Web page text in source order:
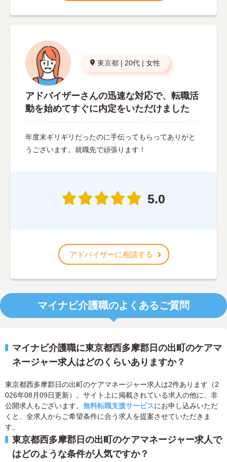
東京都 | 20代 | 女性
アドバイザーさんの迅速な対応で、転職活
動を始めてすぐに内定をいただけました
年度末ギリギリだったのに手伝ってもらってありがと
うございます。就職先で頑張ります！
5.0
アドバイザーに相談する
マイナビ介護職のよくあるご質問
マイナビ介護職に東京都西多摩郡日の出町のケアマ
ネージャー求人はどのくらいありますか？
東京都西多摩郡日の出町のケアマネージャー求人は2件あります（2
026年08月09日更新）。サイト上に掲載されている求人の他に、非
公開求人もございます。 無料転職支援サービスにお申し込みいただ
くと、全求人からご希望条件に合う求人を提案させていただきま
す。
東京都西多摩郡日の出町のケアマネージャー求人で
はどのような条件が人気ですか？